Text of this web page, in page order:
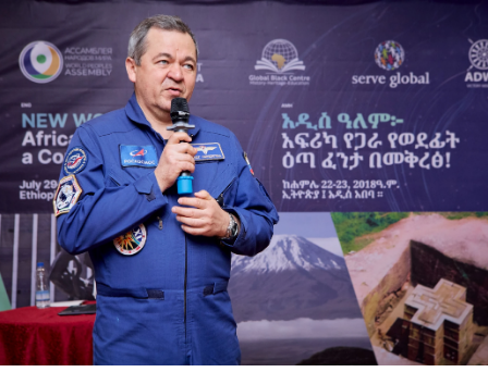
Расширенный поиск
RU EN